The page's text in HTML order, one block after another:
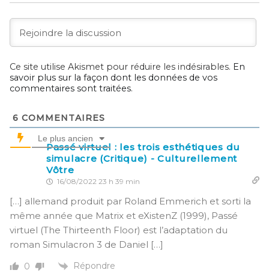
Ce site utilise Akismet pour réduire les indésirables. En
savoir plus sur la façon dont les données de vos
commentaires sont traitées.
6 COMMENTAIRES
Le plus ancien
Passé virtuel : les trois esthétiques du
simulacre (Critique) - Culturellement
Vôtre
16/08/2022 23 h 39 min
[…] allemand produit par Roland Emmerich et sorti la
même année que Matrix et eXistenZ (1999), Passé
virtuel (The Thirteenth Floor) est l’adaptation du
roman Simulacron 3 de Daniel […]
0 Répondre